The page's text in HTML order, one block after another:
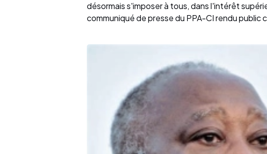
désormais s'imposer à tous, dans l'intérêt
communiqué de presse du PPA-CI rendu public